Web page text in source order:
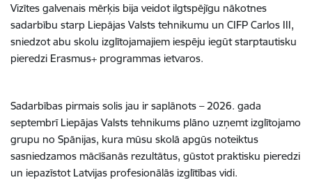
Vizītes galvenais mērķis bija veidot ilgtspējīgu nākotnes
sadarbību starp Liepājas Valsts tehnikumu un CIFP Carlos III,
sniedzot abu skolu izglītojamajiem iespēju iegūt starptautisku
pieredzi Erasmus+ programmas ietvaros.
Sadarbības pirmais solis jau ir saplānots – 2026. gada
septembrī Liepājas Valsts tehnikums plāno uzņemt izglītojamo
grupu no Spānijas, kura mūsu skolā apgūs noteiktus
sasniedzamos mācīšanās rezultātus, gūstot praktisku pieredzi
un iepazīstot Latvijas profesionālās izglītības vidi.